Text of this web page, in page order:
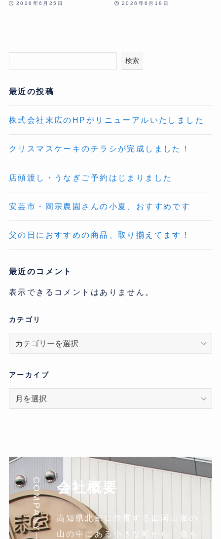
2026年6月25日 2026年6月18日
検索
最近の投稿
株式会社末広のHPがリニューアルいたしました
クリスマスケーキのチラシが完成しました！
店頭渡し・うなぎご予約はじまりました
安芸市・岡宗農園さんの小夏、おすすめです
父の日におすすめの商品、取り揃えてます！
最近のコメント
表示できるコメントはありません。
カテゴリ
リ
アーカイブ
ア
COMPANY 会社概要
高知県北部に位置する四国山脈の
山の中にある小さな町から「食を